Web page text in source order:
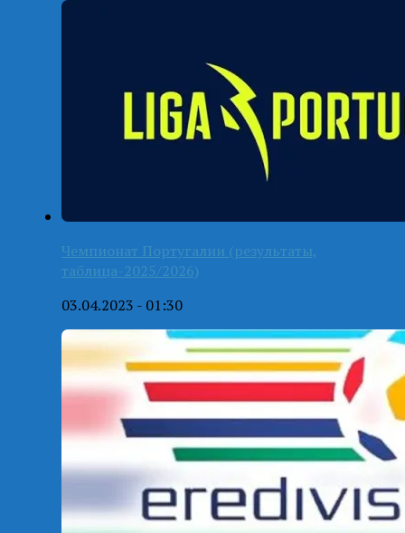
Чемпионат Португалии (результаты,
таблица-2025/2026)
03.04.2023 - 01:30